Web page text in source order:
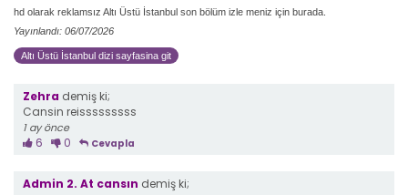
hd olarak reklamsız Altı Üstü İstanbul son bölüm izle meniz için burada.
Yayınlandı: 06/07/2026
Altı Üstü İstanbul dizi sayfasina git
Zehra demiş ki;
Cansin reisssssssss
1 ay önce
6 0 Cevapla
Admin 2. At cansın demiş ki;